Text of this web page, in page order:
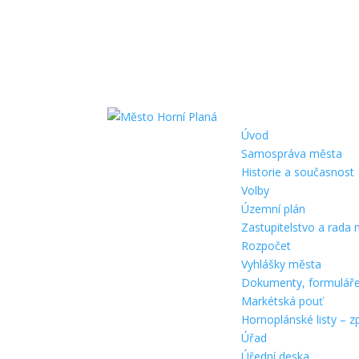
Úvod
Samospráva města
Historie a současnost
Volby
Územní plán
Zastupitelstvo a rada
Rozpočet
Vyhlášky města
Dokumenty, formuláře
Markétská pouť
Hornoplánské listy –
Úřad